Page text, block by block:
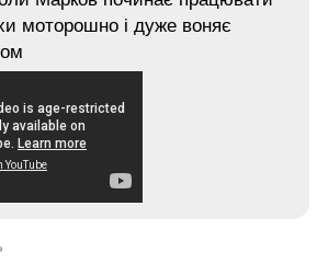
моторошно і дуже воняє